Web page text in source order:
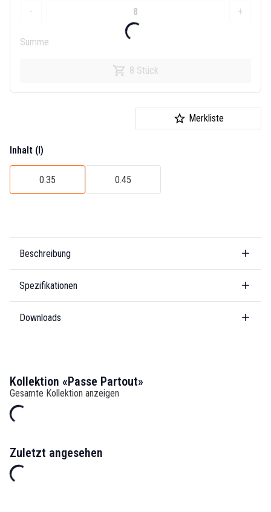
- +
Summe
8 Stück
Merkliste
Inhalt (l)
0.35 0.45
Beschreibung
Spezifikationen
Downloads
Kollektion «Passe Partout»
Gesamte Kollektion anzeigen
Zuletzt angesehen